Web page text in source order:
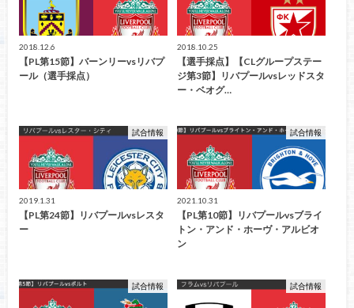
2018.12.6
【PL第15節】バーンリーvsリバプ
ール（選手採点）
2018.10.25
【選手採点】【CLグループステー
ジ第3節】リバプールvsレッドスタ
ー・ベオグ…
試合情報
2019.1.31
【PL第24節】リバプールvsレスタ
ー
試合情報
2021.10.31
【PL第10節】リバプールvsブライ
トン・アンド・ホーヴ・アルビオ
ン
試合情報 試合情報